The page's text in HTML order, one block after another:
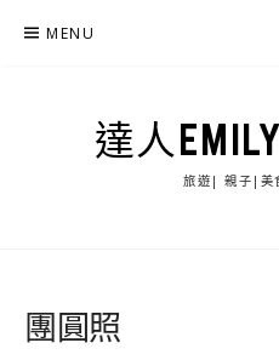
MENU
達人
旅遊| 親子|美
團圓照